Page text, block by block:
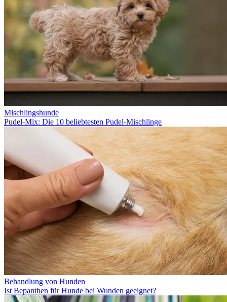
Mischlingshunde
Pudel-Mix: Die 10 beliebtesten Pudel-Mischlinge
Behandlung von Hunden
Ist Bepanthen für Hunde bei Wunden geeignet?